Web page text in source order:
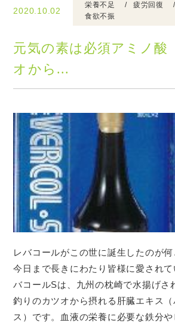
2020.10.02
栄養不足 疲労回復
食欲不振
元気の素は必須アミノ
オから...
レバコールがこの世に誕生したのが
今日まで長きにわたり皆様に愛され
バコールSは、九州の枕崎で水揚げさ
釣りのカツオから摂れる肝臓エキス
ス）です。血液の栄養に必要な鉄分